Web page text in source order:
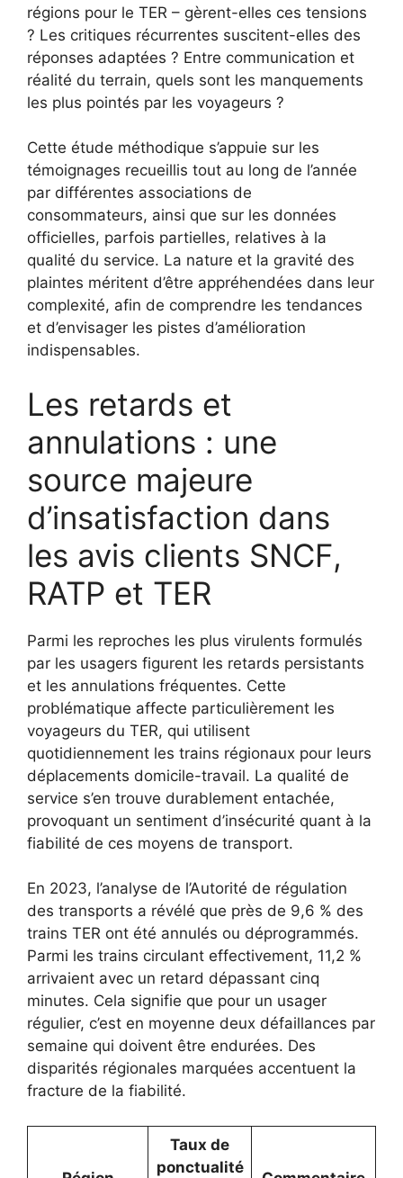
régions pour le TER – gèrent-elles ces tensions
? Les critiques récurrentes suscitent-elles des
réponses adaptées ? Entre communication et
réalité du terrain, quels sont les manquements
les plus pointés par les voyageurs ?
Cette étude méthodique s’appuie sur les
témoignages recueillis tout au long de l’année
par différentes associations de
consommateurs, ainsi que sur les données
officielles, parfois partielles, relatives à la
qualité du service. La nature et la gravité des
plaintes méritent d’être appréhendées dans leur
complexité, afin de comprendre les tendances
et d’envisager les pistes d’amélioration
indispensables.
Les retards et
annulations : une
source majeure
d’insatisfaction dans
les avis clients SNCF,
RATP et TER
Parmi les reproches les plus virulents formulés
par les usagers figurent les retards persistants
et les annulations fréquentes. Cette
problématique affecte particulièrement les
voyageurs du TER, qui utilisent
quotidiennement les trains régionaux pour leurs
déplacements domicile-travail. La qualité de
service s’en trouve durablement entachée,
provoquant un sentiment d’insécurité quant à la
fiabilité de ces moyens de transport.
En 2023, l’analyse de l’Autorité de régulation
des transports a révélé que près de 9,6 % des
trains TER ont été annulés ou déprogrammés.
Parmi les trains circulant effectivement, 11,2 %
arrivaient avec un retard dépassant cinq
minutes. Cela signifie que pour un usager
régulier, c’est en moyenne deux défaillances par
semaine qui doivent être endurées. Des
disparités régionales marquées accentuent la
fracture de la fiabilité.
Taux de
ponctualité